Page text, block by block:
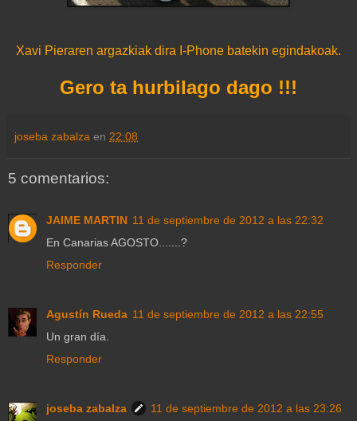
Xavi Pieraren argazkiak dira I-Phone batekin egindakoak.
Gero ta hurbilago dago !!!
joseba zabalza en 22:08
5 comentarios:
JAIME MARTIN 11 de septiembre de 2012 a las 22:32
En Canarias AGOSTO.......?
Responder
Agustín Rueda 11 de septiembre de 2012 a las 22:55
Un gran día.
Responder
joseba zabalza
11 de septiembre de 2012 a las 23:26